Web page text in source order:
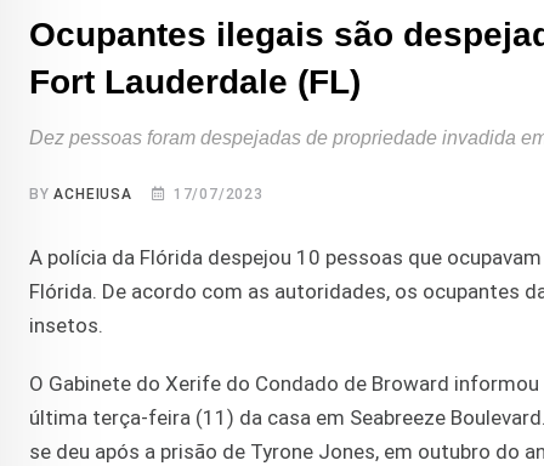
Ocupantes ilegais são
Fort Lauderdale (FL)
Dez pessoas foram despejadas de propriedade invadida
BYACHEIUSA 17/07/2023
A polícia da Flórida despejou 10 pessoas que
Flórida. De acordo com as autoridades, os ocupantes
insetos.
O Gabinete do Xerife do Condado de Broward
última terça-feira (11) da casa em Seabreeze
se deu após a prisão de Tyrone Jones, em outubro do